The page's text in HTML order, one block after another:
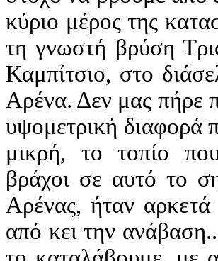
κύριο μέρος της
τη γνωστή βρύση
Καμπίτσιο, στο
Αρένα. Δεν μας πήρε
υψομετρική διαφορά
μικρή, το τοπίο
βράχοι σε αυτό το
Αρένας, ήταν αρκετά
από κει την